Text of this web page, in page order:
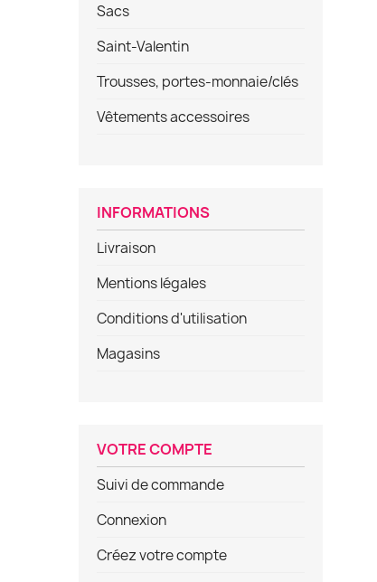
Sacs
Saint-Valentin
Trousses, portes-monnaie/clés
Vêtements accessoires
INFORMATIONS
Livraison
Mentions légales
Conditions d'utilisation
Magasins
VOTRE COMPTE
Suivi de commande
Connexion
Créez votre compte